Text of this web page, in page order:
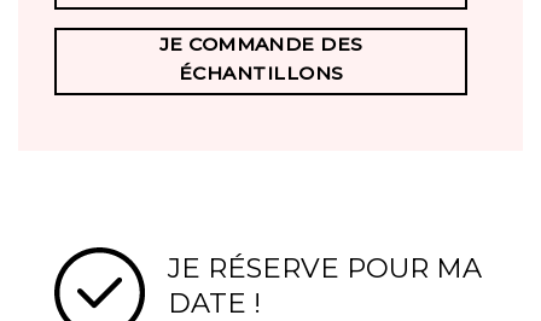
JE COMMANDE DES
ÉCHANTILLONS
JE RÉSERVE POUR MA
DATE !